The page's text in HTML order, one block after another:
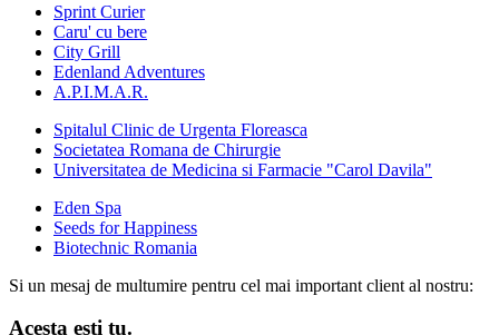
Sprint Curier
Caru' cu bere
City Grill
Edenland Adventures
A.P.I.M.A.R.
Spitalul Clinic de Urgenta Floreasca
Societatea Romana de Chirurgie
Universitatea de Medicina si Farmacie "Carol Davila"
Eden Spa
Seeds for Happiness
Biotechnic Romania
Si un mesaj de multumire pentru cel mai important client al nostru:
Acesta esti tu.